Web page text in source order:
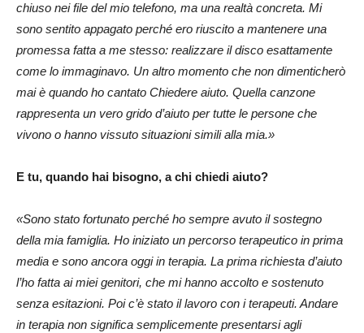
chiuso nei file del mio telefono, ma una realtà concreta. Mi
sono sentito appagato perché ero riuscito a mantenere una
promessa fatta a me stesso: realizzare il disco esattamente
come lo immaginavo. Un altro momento che non dimenticherò
mai è quando ho cantato Chiedere aiuto. Quella canzone
rappresenta un vero grido d’aiuto per tutte le persone che
vivono o hanno vissuto situazioni simili alla mia.»
E tu, quando hai bisogno, a chi chiedi aiuto?
«Sono stato fortunato perché ho sempre avuto il sostegno
della mia famiglia. Ho iniziato un percorso terapeutico in prima
media e sono ancora oggi in terapia. La prima richiesta d’aiuto
l’ho fatta ai miei genitori, che mi hanno accolto e sostenuto
senza esitazioni. Poi c’è stato il lavoro con i terapeuti. Andare
in terapia non significa semplicemente presentarsi agli